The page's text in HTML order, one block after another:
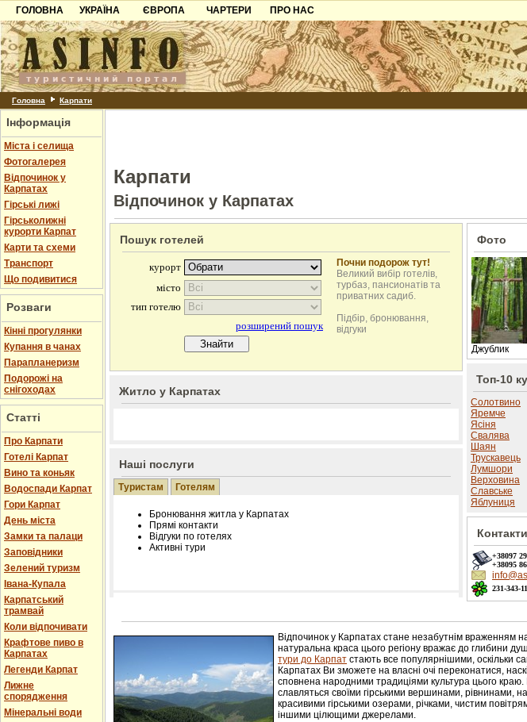
ГОЛОВНА
УКРАЇНА
Карпати
Азов
Причорноморря
Шацьк
ЄВРОПА
Чорногорія
Хорватія
Болгарія
ЧАРТЕРИ
ПРО НАС
Контакти
Партнерам
Додати готель
Головна Карпати
Інформація
Міста і селища
Фотогалерея
Відпочинок у
Карпатах
Гірські лижі
Гірськолижні
курорти Карпат
Карти та схеми
Транспорт
Що подивитися
Розваги
Кінні прогулянки
Купання в чанах
Парапланеризм
Подорожі на
снігоходах
Статті
Про Карпати
Готелі Карпат
Вино та коньяк
Водоспади Карпат
Гори Карпат
День міста
Замки та палаци
Заповідники
Зелений туризм
Івана-Купала
Карпатський
трамвай
Коли відпочивати
Крафтове пиво в
Карпатах
Легенди Карпат
Лижне
спорядження
Мінеральні води
Карпати
Відпочинок у Карпатах
Пошук готелей
Почни подорож тут!
Великий вибір готелів,
турбаз, пансионатів та
приватних садиб.
Підбір, бронювання,
відгуки
Житло у Карпатах
Наші послуги
Туристам Готелям
Бронювання житла у Карпатах
Прямі контакти
Відгуки по готелях
Активні тури
Редагування інформації і цін на вимогу
Лічільник відвідувачів
Фото
Джублик
Топ-10
Солотвино
Яремче
Ясіня
Свалява
Шаян
Трускавець
Лумшори
Верховина
Славське
Яблуниця
Контакти
+38097
+38095
231-343-
Відпочинок у Карпатах стане незабутнім враженням
натуральна краса цього регіону вражає до глибини
тури до Карпат стають все популярнішими, оскільки
Карпатах Ви зможете на власні очі переконатися,
сповнена народними традиціями культура цього краю.
славляться своїми гірськими вершинами, рівнинами,
красивими гірськими озерами, річками, чистим
іншими цілющими джерелами.